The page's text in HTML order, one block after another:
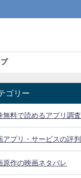
ゴリー
無料で読めるアプリ調査
アプリ・サービスの評判
原作の映画ネタバレ